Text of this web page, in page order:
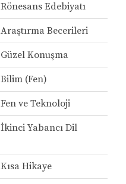
Rönesans Edebiyatı
Araştırma Becerileri
Güzel Konuşma
Bilim (Fen)
Fen ve Teknoloji
İkinci Yabancı Dil
Kısa Hikaye